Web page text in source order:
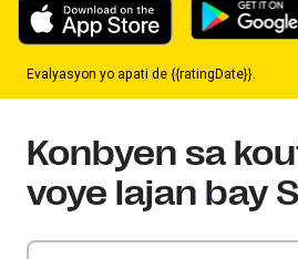
Evalyasyon yo apati de {{ratingDate}}.
Konbyen sa
voye lajan bay